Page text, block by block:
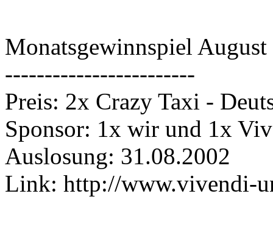
Monatsgewinnspiel August
------------------------
Preis: 2x Crazy Taxi -
Sponsor: 1x wir und 1x
Auslosung: 31.08.2002
Link: http://www.vivendi-